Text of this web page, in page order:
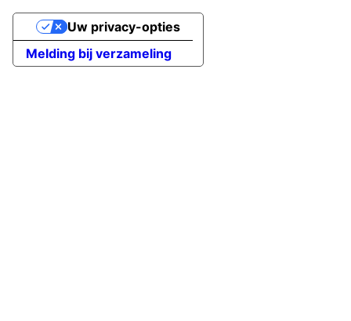
Melding bij verzameling
Uw privacy-opties